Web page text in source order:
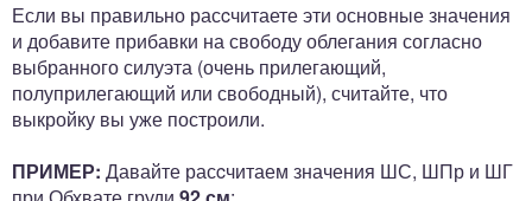
Если вы правильно расcчитаете эти основные значения
и добавите прибавки на свободу облегания согласно
выбранного силуэта (очень прилегающий,
полуприлегающий или свободный), считайте, что
выкройку вы уже построили.
ПРИМЕР: Давайте расcчитаем значения ШС, ШПр и ШГ